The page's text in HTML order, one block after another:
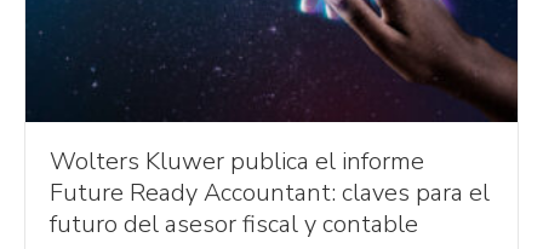
Wolters Kluwer publica el informe
Future Ready Accountant: claves para el
futuro del asesor fiscal y contable